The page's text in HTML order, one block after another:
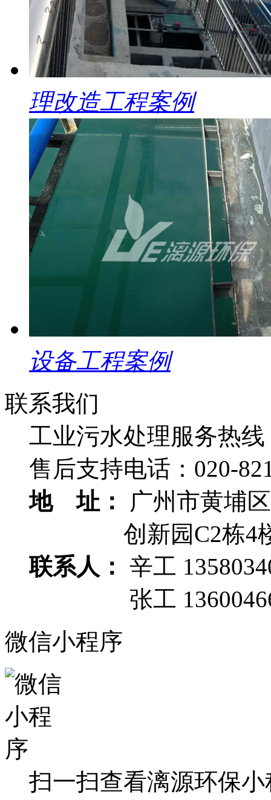
理改造工程案例
设备工程案例
联系我们
工业污水处理服务热线
售后支持电话： 020-
地 址：
广州市黄埔
创新园C2栋4
联系人： 辛工
张工
微信小程序
扫一扫查看漓源环保小